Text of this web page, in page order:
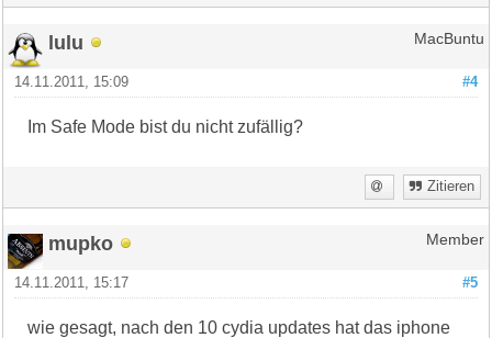
lulu MacBuntu
#4
14.11.2011, 15:09
Im Safe Mode bist du nicht zufällig?
Zitieren
mupko Member
#5
14.11.2011, 15:17
wie gesagt, nach den 10 cydia updates hat das iphone